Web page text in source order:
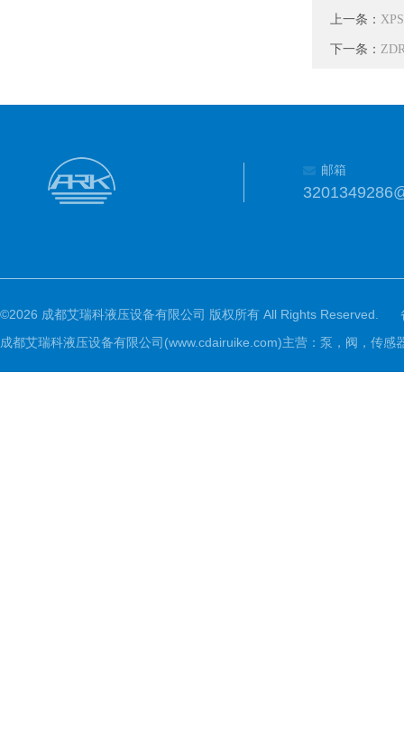
上一条：
下一条：
邮箱
©2026 成都艾瑞科液压设备有限公司 版权所有 All Rights Reserved.
成都艾瑞科液压设备有限公司(www.cdairuike.com)主营：泵，阀，传